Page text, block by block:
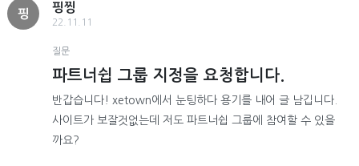
핑
핑찡
22.11.11
질문
파트너쉽 그룹 지정을 요청합니다.
반갑습니다! xetown에서 눈팅하다 용기를 내어 글 남깁니다.
사이트가 보잘것없는데 저도 파트너쉽 그룹에 참여할 수 있을
까요?